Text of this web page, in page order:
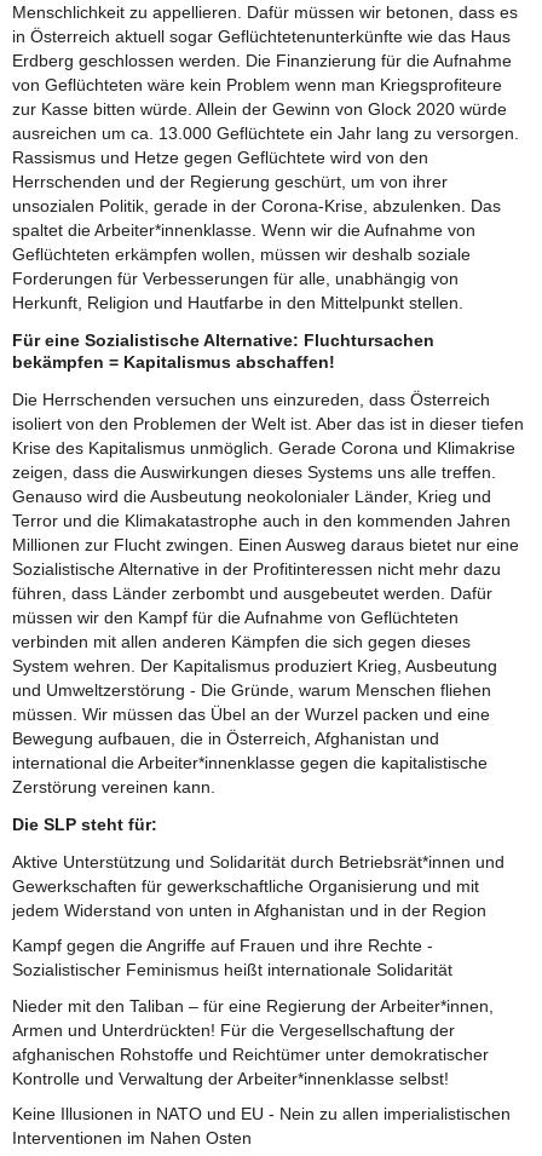
Menschlichkeit zu appellieren. Dafür müssen wir betonen, dass es
in Österreich aktuell sogar Geflüchtetenunterkünfte wie das Haus
Erdberg geschlossen werden. Die Finanzierung für die Aufnahme
von Geflüchteten wäre kein Problem wenn man Kriegsprofiteure
zur Kasse bitten würde. Allein der Gewinn von Glock 2020 würde
ausreichen um ca. 13.000 Geflüchtete ein Jahr lang zu versorgen.
Rassismus und Hetze gegen Geflüchtete wird von den
Herrschenden und der Regierung geschürt, um von ihrer
unsozialen Politik, gerade in der Corona-Krise, abzulenken. Das
spaltet die Arbeiter*innenklasse. Wenn wir die Aufnahme von
Geflüchteten erkämpfen wollen, müssen wir deshalb soziale
Forderungen für Verbesserungen für alle, unabhängig von
Herkunft, Religion und Hautfarbe in den Mittelpunkt stellen.
Für eine Sozialistische Alternative: Fluchtursachen
bekämpfen = Kapitalismus abschaffen!
Die Herrschenden versuchen uns einzureden, dass Österreich
isoliert von den Problemen der Welt ist. Aber das ist in dieser tiefen
Krise des Kapitalismus unmöglich. Gerade Corona und Klimakrise
zeigen, dass die Auswirkungen dieses Systems uns alle treffen.
Genauso wird die Ausbeutung neokolonialer Länder, Krieg und
Terror und die Klimakatastrophe auch in den kommenden Jahren
Millionen zur Flucht zwingen. Einen Ausweg daraus bietet nur eine
Sozialistische Alternative in der Profitinteressen nicht mehr dazu
führen, dass Länder zerbombt und ausgebeutet werden. Dafür
müssen wir den Kampf für die Aufnahme von Geflüchteten
verbinden mit allen anderen Kämpfen die sich gegen dieses
System wehren. Der Kapitalismus produziert Krieg, Ausbeutung
und Umweltzerstörung - Die Gründe, warum Menschen fliehen
müssen. Wir müssen das Übel an der Wurzel packen und eine
Bewegung aufbauen, die in Österreich, Afghanistan und
international die Arbeiter*innenklasse gegen die kapitalistische
Zerstörung vereinen kann.
Die SLP steht für:
Aktive Unterstützung und Solidarität durch Betriebsrät*innen und
Gewerkschaften für gewerkschaftliche Organisierung und mit
jedem Widerstand von unten in Afghanistan und in der Region
Kampf gegen die Angriffe auf Frauen und ihre Rechte -
Sozialistischer Feminismus heißt internationale Solidarität
Nieder mit den Taliban – für eine Regierung der Arbeiter*innen,
Armen und Unterdrückten! Für die Vergesellschaftung der
afghanischen Rohstoffe und Reichtümer unter demokratischer
Kontrolle und Verwaltung der Arbeiter*innenklasse selbst!
Keine Illusionen in NATO und EU - Nein zu allen imperialistischen
Interventionen im Nahen Osten